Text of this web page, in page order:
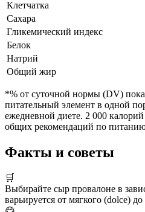
Клетчатка
Сахара
Гликемический индекс
Белок
Натрий
Общий жир
*% от суточной нормы (DV)
питательный элемент в одной
ежедневной диете. 2 000 калорий
общих рекомендаций по
Факты и советы
🛒
Выбирайте сыр провалоне в
варьируется от мягкого (dolce)